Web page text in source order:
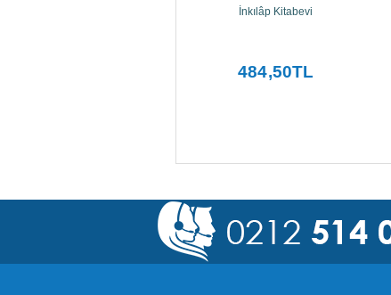
İnkılâp Kitabevi
484,50TL